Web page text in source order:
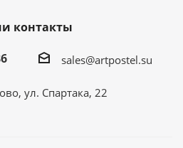
контакты
sales@artpostel.su
ул. Спартака, 22